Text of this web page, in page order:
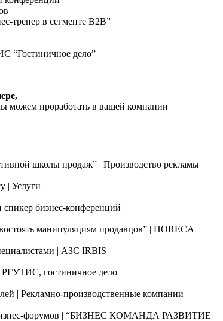
тренер в сегменте B2В”
дело”
можем проработать в вашей компании
школы продаж” | Производство рекламы
| Услуги
спикер бизнес-конференций
манипуляциям продавцов” | HORECA
| АЗС IRBIS
гостиничное дело
| Рекламно-производственные компании
бизнес-форумов | “БИЗНЕС КОМАНДА РАЗВИТИЕ